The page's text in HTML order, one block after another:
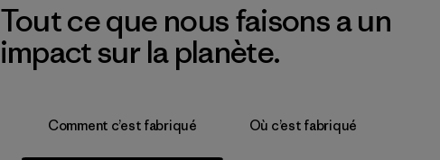
Tout ce que nous faisons a un
impact sur la planète.
Comment c’est fabriqué Où c’est fabriqué